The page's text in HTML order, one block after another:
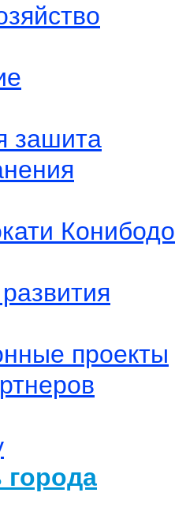
зашита
проекты
города